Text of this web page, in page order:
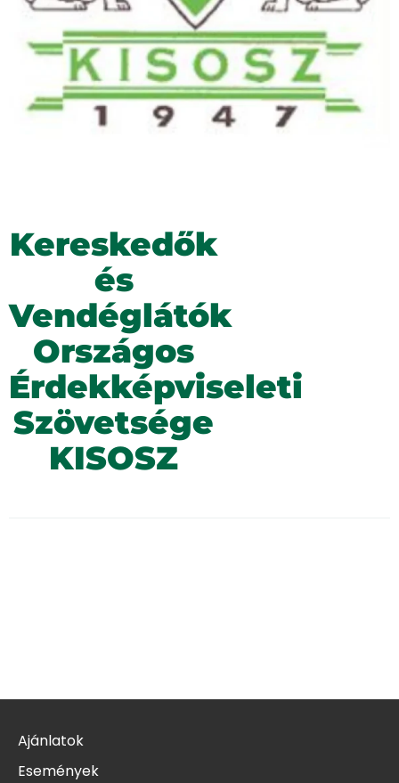
Kereskedők
és
Vendéglátók
Országos
Érdekképviseleti
Szövetsége
KISOSZ
Ajánlatok
Események